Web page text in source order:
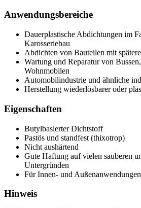
Anwendungsbereiche
Dauerplastische Abdichtungen im
Karosseriebau
Abdichten von Bauteilen mit
Wartung und Reparatur von
Wohnmobilen
Automobilindustrie und ähnliche
Herstellung wiederlösbarer oder
Eigenschaften
Butylbasierter Dichtstoff
Pastös und standfest (thixotrop)
Nicht aushärtend
Gute Haftung auf vielen sauberen
Untergründen
Für Innen- und
Hinweis